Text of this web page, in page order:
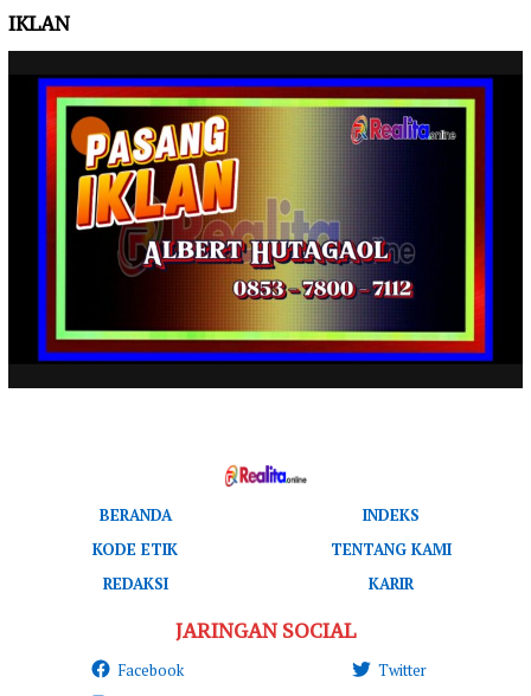
IKLAN
BERANDA
INDEKS
KODE ETIK
TENTANG KAMI
REDAKSI
KARIR
JARINGAN SOCIAL
Facebook
Twitter